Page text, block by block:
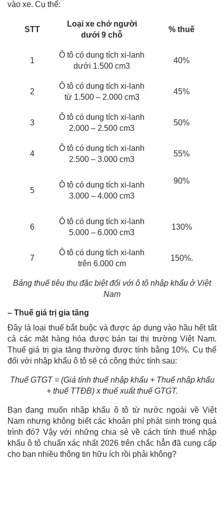
vào xe. Cụ thể:
STT
Loại xe chở người
dưới 9 chỗ
% thuế
1
Ô tô có dung tích xi-lanh
dưới 1.500 cm3
40%
2
Ô tô có dung tích xi-lanh
từ 1.500 – 2.000 cm3
45%
3
Ô tô có dung tích xi-lanh
2.000 – 2.500 cm3
50%
4
Ô tô có dung tích xi-lanh
2.500 – 3.000 cm3
55%
5
Ô tô có dung tích xi-lanh
3.000 – 4.000 cm3
90%
6
Ô tô có dung tích xi-lanh
5.000 – 6.000 cm3
130%
7
Ô tô có dung tích xi-lanh
trên 6.000 cm
150%.
Bảng thuế tiêu thụ đặc biệt đối với ô tô nhập khẩu ở Việt
Nam
– Thuế giá trị gia tăng
Đây là loại thuế bắt buộc và được áp dụng vào hầu hết tất
cả các mặt hàng hóa được bán tại thị trường Việt Nam.
Thuế giá trị gia tăng thường được tính bằng 10%. Cụ thể
đối với nhập khẩu ô tô sẽ có công thức tính sau:
Thuế GTGT = (Giá tính thuế nhập khẩu + Thuế nhập khẩu
+ thuế TTĐB) x thuế xuất thuế GTGT.
Bạn đang muốn nhập khẩu ô tô từ nước ngoài về Việt
Nam nhưng không biết các khoản phí phát sinh trong quá
trình đó? Vậy với những chia sẻ về cách tính thuế nhập
khẩu ô tô chuẩn xác nhất 2026 trên chắc hẳn đã cung cấp
cho bạn nhiều thông tin hữu ích rồi phải không?